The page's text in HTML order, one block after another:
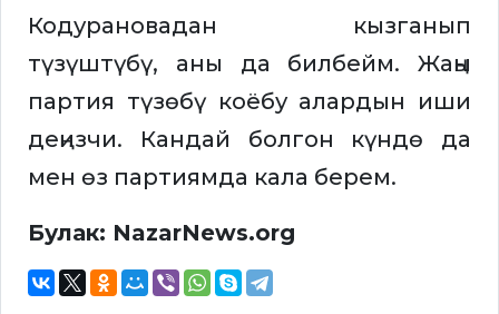
Кодурановадан кызганып
түзүштүбү, аны да билбейм. Жаңы
партия түзөбү коёбу алардын иши
деңизчи. Кандай болгон күндө да
мен өз партиямда кала берем.
Булак: NazarNews.org